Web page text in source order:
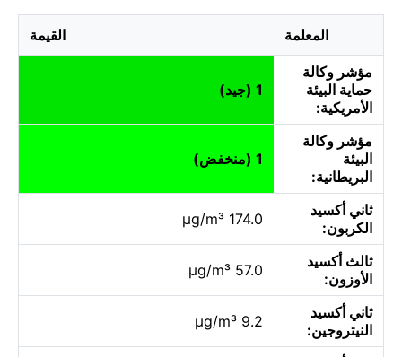
المعلمة القيمة
مؤشر وكالة
حماية البيئة
الأمريكية:
1 (جيد)
مؤشر وكالة
البيئة
البريطانية:
1 (منخفض)
ثاني أكسيد
الكربون:
174.0 µg/m³
ثالث أكسيد
الأوزون:
57.0 µg/m³
ثاني أكسيد
النيتروجين:
9.2 µg/m³